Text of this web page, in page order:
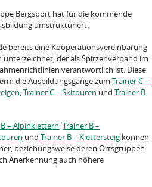
Bergsport hat für die kommende
umstrukturiert.
bereits eine Kooperationsvereinbarung
der als Spitzenverband im
verantwortlich ist. Diese
die Ausbildungsgänge zum Trainer C –
,Trainer C – Skitouren und Trainer B
– Alpinklettern,Trainer B –
und Trainer B – Klettersteig können
beziehungsweise deren Ortsgruppen
Anerkennung auch höhere